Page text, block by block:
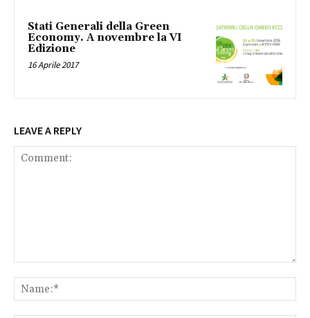
Stati Generali della Green
Economy. A novembre la VI
Edizione
16 Aprile 2017
LEAVE A REPLY